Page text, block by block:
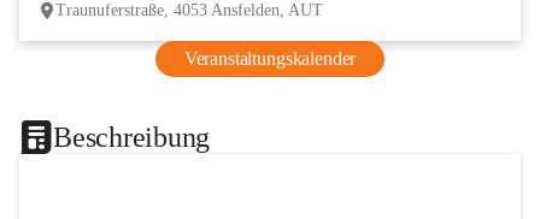
Traunuferstraße, 4053 Ansfelden, AUT
Veranstaltungskalender
Beschreibung